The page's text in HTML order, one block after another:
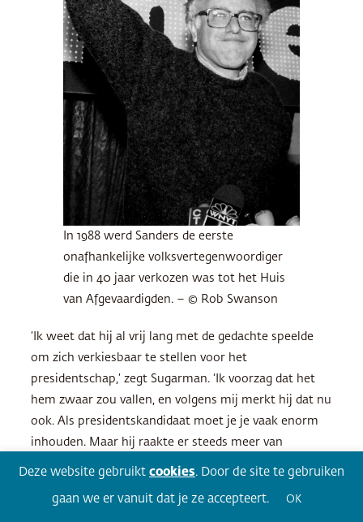
In 1988 werd Sanders de eerste
onafhankelijke volksvertegenwoordiger
die in 40 jaar verkozen was tot het Huis
van Afgevaardigden. – © Rob Swanson
‘Ik weet dat hij al vrij lang met de gedachte speelde
om zich verkiesbaar te stellen voor het
presidentschap,’ zegt Sugarman. ‘Ik voorzag dat het
hem zwaar zou vallen, en volgens mij merkt hij dat nu
ook. Als presidentskandidaat moet je je vaak enorm
inhouden. Maar hij raakte er steeds meer van
overtuigd dat iemand het moest doen. Had hij het
denk dat hij in het begin hoopte dat Elizabeth Warren
Deze website gebruikt cookies. Door de site te gebruiken
gaan we er vanuit dat je ze accepteert. OK